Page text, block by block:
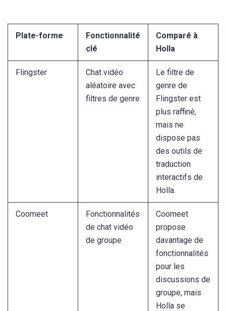
Plate-forme
Fonctionnalité
clé
Comparé à
Holla
Flingster
Chat vidéo
aléatoire avec
filtres de genre
Le filtre de
genre de
Flingster est
plus raffiné,
mais ne
dispose pas
des outils de
traduction
interactifs de
Holla.
Coomeet
Fonctionnalités
de chat vidéo
de groupe
Coomeet
propose
davantage de
fonctionnalités
pour les
discussions de
groupe, mais
Holla se